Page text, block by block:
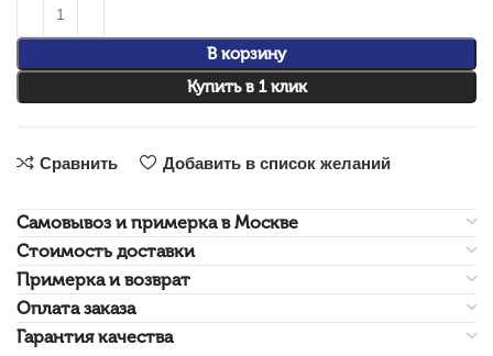
В корзину
Купить в 1 клик
Сравнить Добавить в список желаний
Самовывоз и примерка в Москве
Стоимость доставки
Примерка и возврат
Оплата заказа
Гарантия качества